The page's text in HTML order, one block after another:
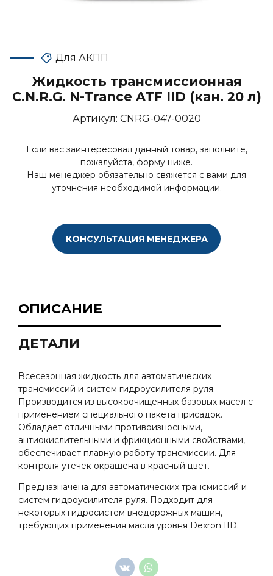
Для АКПП
Жидкость трансмиссионная
C.N.R.G. N-Trance ATF IID (кан. 20 л)
Артикул: CNRG-047-0020
Если вас заинтересовал данный товар, заполните,
пожалуйста, форму ниже.
Наш менеджер обязательно свяжется с вами для
уточнения необходимой информации.
КОНСУЛЬТАЦИЯ МЕНЕДЖЕРА
ОПИСАНИЕ
ДЕТАЛИ
Всесезонная жидкость для автоматических
трансмиссий и систем гидроусилителя руля.
Производится из высокоочищенных базовых масел с
применением специального пакета присадок.
Обладает отличными противоизносными,
антиокислительными и фрикционными свойствами,
обеспечивает плавную работу трансмиссии. Для
контроля утечек окрашена в красный цвет.
Предназначена для автоматических трансмиссий и
систем гидроусилителя руля. Подходит для
некоторых гидросистем внедорожных машин,
требующих применения масла уровня Dexron IID.